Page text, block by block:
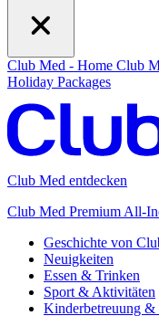
Club Med - Home Club
Holiday Packages
Club Med entdecken
Club Med Premium All-
Geschichte von
Neuigkeiten
Essen & Trinken
Sport & Aktivitäten
Kinderbetreuung